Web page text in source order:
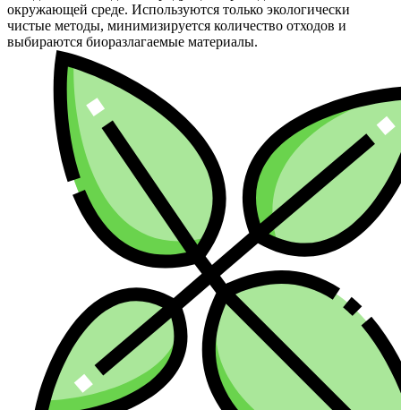
окружающей среде. Используются только экологически
чистые методы, минимизируется количество отходов и
выбираются биоразлагаемые материалы.